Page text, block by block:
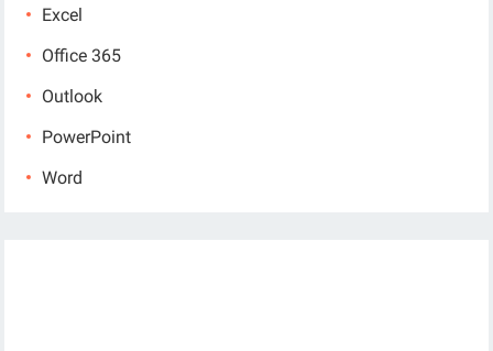
Excel
Office 365
Outlook
PowerPoint
Word